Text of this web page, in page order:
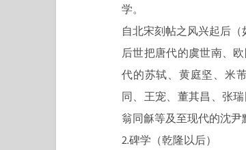
学。
自北宋刻帖之风兴起后
后世把唐代的虞世南、
代的苏轼、黄庭坚、米
同、王宠、董其昌、张
翁同龢等及至现代的沈尹
2.碑学（乾隆以后）